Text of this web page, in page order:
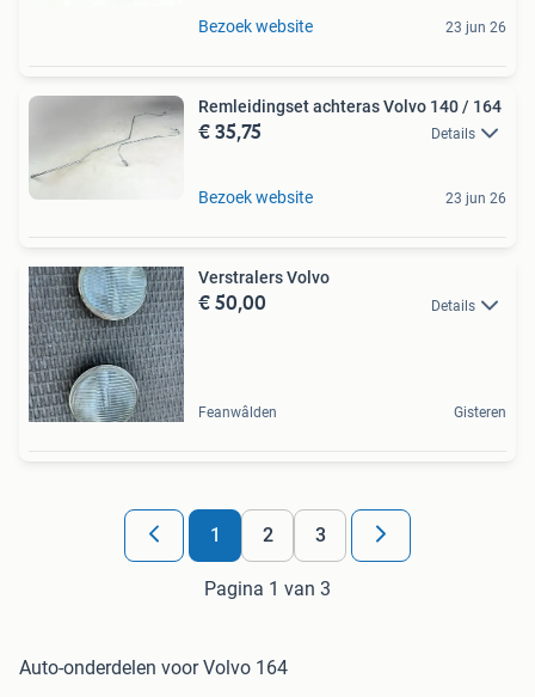
Bezoek website 23 jun 26
Remleidingset achteras Volvo 140 / 164
€ 35,75 Details
Bezoek website 23 jun 26
Verstralers Volvo
€ 50,00 Details
Feanwâlden Gisteren
1 2 3
Pagina 1 van 3
Auto-onderdelen voor Volvo 164